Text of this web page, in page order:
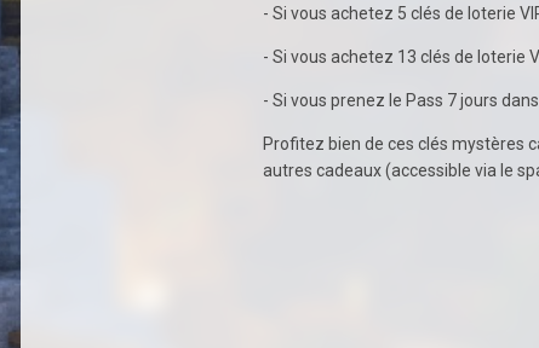
- Si vous achetez 5 clés de loterie
- Si vous achetez 13 clés de loterie
- Si vous prenez le Pass 7 jours
Profitez bien de ces clés mystères
autres cadeaux (accessible via le